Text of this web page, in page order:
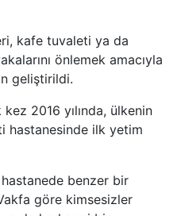
kafe tuvaleti ya da
önlemek amacıyla
geliştirildi.
2016 yılında, ülkenin
hastanesinde ilk yetim
benzer bir
göre kimsesizler